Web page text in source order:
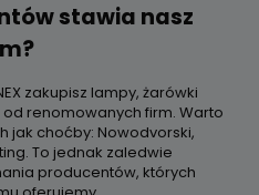
stawia nasz
zakupisz lampy, żarówki
renomowanych firm. Warto
jak choćby: Nowodvorski,
To jednak zaledwie
producentów, których